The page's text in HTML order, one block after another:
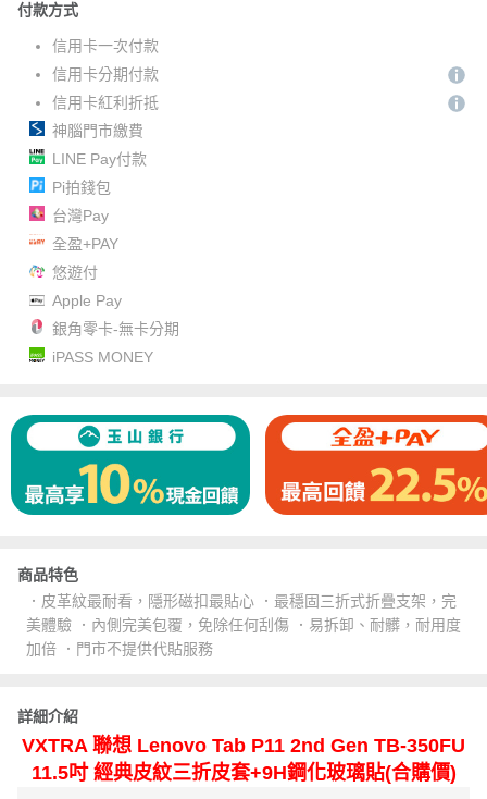
付款方式
信用卡一次付款
信用卡分期付款
信用卡紅利折抵
神腦門市繳費
LINE Pay付款
Pi拍錢包
台灣Pay
全盈+PAY
悠遊付
Apple Pay
銀角零卡-無卡分期
iPASS MONEY
商品特色
．皮革紋最耐看，隱形磁扣最貼心 ．最穩固三折式折疊支架，完
美體驗 ．內側完美包覆，免除任何刮傷 ．易拆卸、耐髒，耐用度
加倍 ．門市不提供代貼服務
詳細介紹
VXTRA 聯想 Lenovo Tab P11 2nd Gen TB-350FU
11.5吋 經典皮紋三折皮套+9H鋼化玻璃貼(合購價)